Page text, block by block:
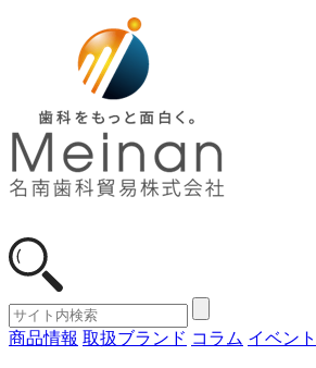
商品情報 取扱ブランド コラム イベント